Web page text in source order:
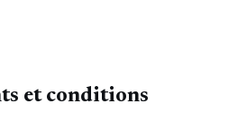
et conditions